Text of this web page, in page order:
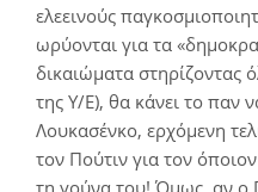
ελεεινούς
ωρύονται για τα
δικαιώματα στηρίζοντας
της Υ/Ε), θα κάνει το παν
Λουκασένκο, ερχόμενη
τον Πούτιν για τον
τη γούνα του! Όμως, αν ο